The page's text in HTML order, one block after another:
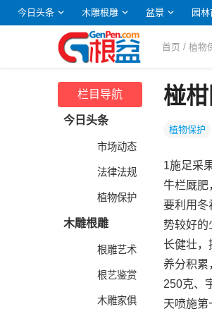
今日头条 木雕根雕 盆景 园
首页 /植物
栏目导航
今日头条
市场动态
法律法规
植物保护
木雕根雕
根雕艺术
根艺鉴赏
木雕家俱
椪
植物保护
1施足采
牛栏厩肥
要利用冬
势较好的
长健壮，
养分积累
250克、
天喷施第